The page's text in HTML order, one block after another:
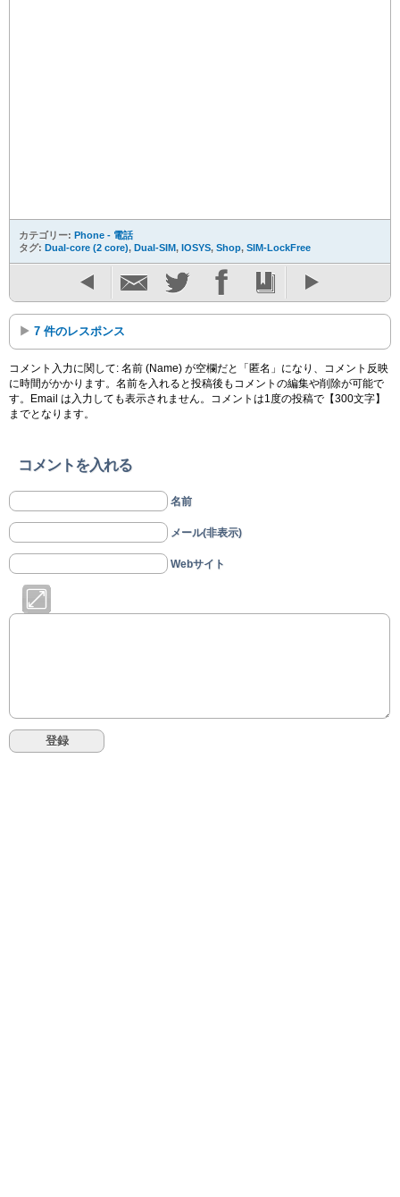
カテゴリー: Phone - 電話
タグ: Dual-core (2 core), Dual-SIM, IOSYS, Shop, SIM-LockFree
7 件のレスポンス
コメント入力に関して: 名前 (Name) が空欄だと「匿名」になり、コメント反映
に時間がかかります。名前を入れると投稿後もコメントの編集や削除が可能で
す。Email は入力しても表示されません。コメントは1度の投稿で【300文字】
までとなります。
コメントを入れる
名前
メール(非表示)
Webサイト